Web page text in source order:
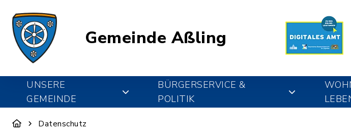
Gemeinde Aßling
UNSERE
GEMEINDE
BÜRGERSERVICE &
POLITIK
Datenschutz